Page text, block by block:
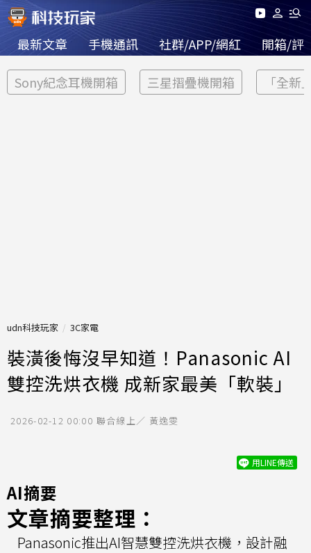
最新文章 手機通訊 社群/APP/網紅 開箱/評
Sony紀念耳機開箱 三星摺疊機開箱 「全新
udn科技玩家 3C家電
裝潢後悔沒早知道！Panasonic AI
雙控洗烘衣機 成新家最美「軟裝」
2026-02-12 00:00 聯合線上／ 黃逸雯
用LINE傳送
AI摘要
文章摘要整理：
Panasonic推出AI智慧雙控洗烘衣機，設計融